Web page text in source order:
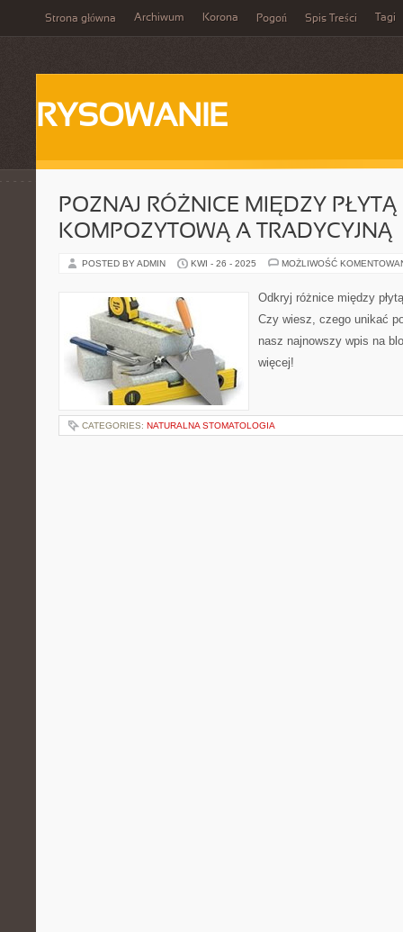
Strona główna Archiwum Korona Pogoń Spis Treści Tagi
RYSOWANIE
POZNAJ RÓŻNICE MIĘDZY PŁYTĄ
KOMPOZYTOWĄ A TRADYCYJNĄ
POSTED BY ADMIN KWI - 26 - 2025 MOŻLIWOŚĆ
Odkryj różnice między
Czy wiesz, czego unikać
nasz najnowszy wpis na
więcej!
CATEGORIES: NATURALNA STOMATOLOGIA